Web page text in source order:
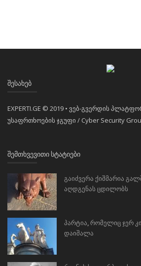
ᲨᲔᲡᲐᲮᲔᲑ
EXPERTI.GE © 2019 • ვებ-გვერდის
უსაფრთხოების ჯგუფი / Cyber Security
ᲨᲔᲛᲗᲮᲕᲔᲕᲘᲗᲘ ᲡᲢᲐᲢᲘᲔᲑᲘ
გაიძვერა ქიშმარია
აღდგენას ცდილობს
პარტია, რომელიც ჯერ
დაიშალა